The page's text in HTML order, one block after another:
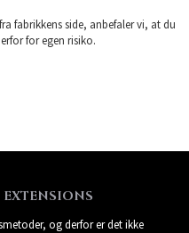
fabrikkens side, anbefaler vi, at du
for egen risiko.
og derfor er det ikke